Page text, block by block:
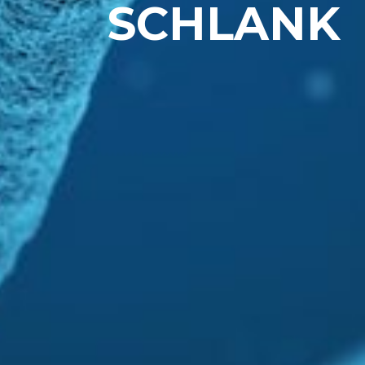
SCHLANK